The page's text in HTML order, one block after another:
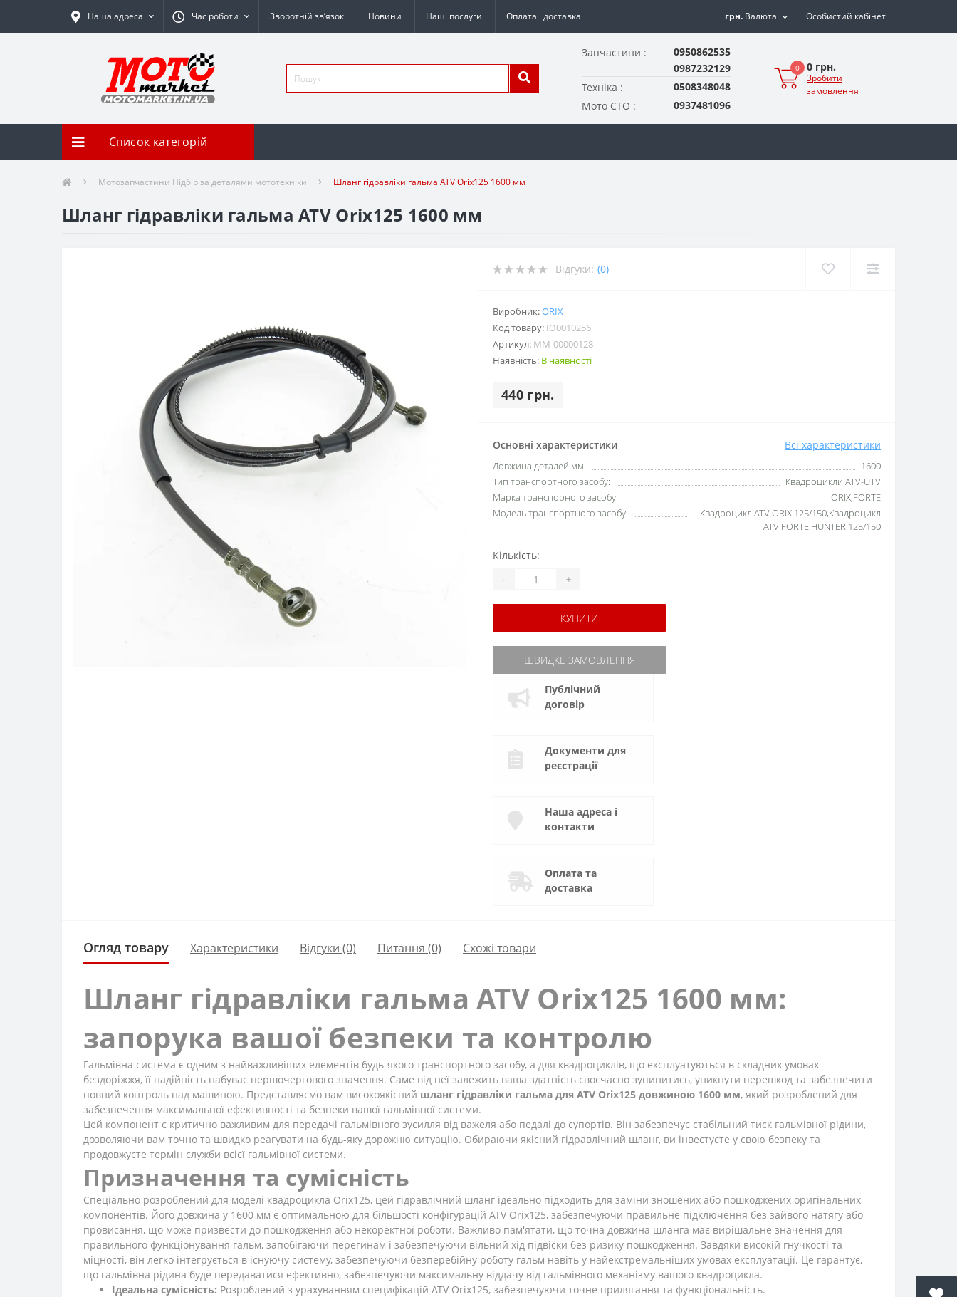
Наша адреса Час роботи Зворотній зв’язок Новини Наші послуги Оплата і доставка грн. Валюта Особистий кабінет
Запчастини :
0950862535
0987232129
Техніка :
0508348048
Мото СТО :
0937481096
0 0 грн.
Зробити
замовлення
Список категорій
Мотозапчастини Підбір за деталями мототехніки Шланг гідравліки гальма ATV Orix125 1600 мм
Шланг гідравліки гальма ATV Orix125 1600 мм
Відгуки: (0)
Виробник:ORIX
Код товару: Ю0010256
Артикул: MM-00000128
Наявність: В наявності
440 грн.
Основні характеристики Всі характеристики
Довжина деталей мм:
1600
Тип транспортного засобу:
Квадроцикли ATV-UTV
Марка транспорного засобу:
ORIX,FORTE
Модель транспортного засобу:
Квадроцикл ATV ORIX 125/150,Квадроцикл
ATV FORTE HUNTER 125/150
Кількість:
- +
КУПИТИ
ШВИДКЕ ЗАМОВЛЕННЯ
Публічний
договір
Документи для
реєстрації
Наша адреса і
контакти
Оплата та
доставка
Огляд товару Характеристики Відгуки (0) Питання (0) Схожі товари
Шланг гідравліки гальма ATV Orix125 1600 мм:
запорука вашої безпеки та контролю
Гальмівна система є одним з найважливіших елементів будь-якого транспортного засобу, а для квадроциклів, що експлуатуються в складних умовах
бездоріжжя, її надійність набуває першочергового значення. Саме від неї залежить ваша здатність своєчасно зупинитись, уникнути перешкод та забезпечити
повний контроль над машиною. Представляємо вам високоякісний шланг гідравліки гальма для ATV Orix125 довжиною 1600 мм, який розроблений для
забезпечення максимальної ефективності та безпеки вашої гальмівної системи.
Цей компонент є критично важливим для передачі гальмівного зусилля від важеля або педалі до супортів. Він забезпечує стабільний тиск гальмівної рідини,
дозволяючи вам точно та швидко реагувати на будь-яку дорожню ситуацію. Обираючи якісний гідравлічний шланг, ви інвестуєте у свою безпеку та
продовжуєте термін служби всієї гальмівної системи.
Призначення та сумісність
Спеціально розроблений для моделі квадроцикла Orix125, цей гідравлічний шланг ідеально підходить для заміни зношених або пошкоджених оригінальних
компонентів. Його довжина у 1600 мм є оптимальною для більшості конфігурацій ATV Orix125, забезпечуючи правильне підключення без зайвого натягу або
провисання, що може призвести до пошкодження або некоректної роботи. Важливо пам'ятати, що точна довжина шланга має вирішальне значення для
правильного функціонування гальм, запобігаючи перегинам і забезпечуючи вільний хід підвіски без ризику пошкодження. Завдяки високій гнучкості та
міцності, він легко інтегрується в існуючу систему, забезпечуючи безперебійну роботу гальм навіть у найекстремальніших умовах експлуатації. Це гарантує,
що гальмівна рідина буде передаватися ефективно, забезпечуючи максимальну віддачу від гальмівного механізму вашого квадроцикла.
Ідеальна сумісність: Розроблений з урахуванням специфікацій ATV Orix125, забезпечуючи точне прилягання та функціональність.